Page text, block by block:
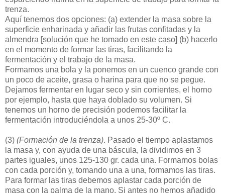
trenza.
Aquí tenemos dos opciones: (a) extender la masa sobre la
superficie enharinada y añadir las frutas confitadas y la
almendra [solución que he tomado en este caso] (b) hacerlo
en el momento de formar las tiras, facilitando la
fermentación y el trabajo de la masa.
Formamos una bola y la ponemos en un cuenco grande con
un poco de aceite, grasa o harina para que no se pegue.
Dejamos fermentar en lugar seco y sin corrientes, el horno
por ejemplo, hasta que haya doblado su volumen. Si
tenemos un horno de precisión podemos facilitar la
fermentación introduciéndola a unos 25-30º C.
(3) (Formación de la trenza). Pasado el tiempo aplastamos
la masa y, con ayuda de una báscula, la dividimos en 3
partes iguales, unos 125-130 gr. cada una. Formamos bolas
con cada porción y, tomando una a una, formamos las tiras.
Para formar las tiras debemos aplastar cada porción de
masa con la palma de la mano. Si antes no hemos añadido